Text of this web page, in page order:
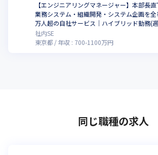
【エンジニアリングマネージャー】本部長
業務システム・組織開発・システム企画を
万人超の自社サービス｜ハイブリッド勤務(
社内SE
東京都
年収 : 700-1100万円
同じ職種の求人